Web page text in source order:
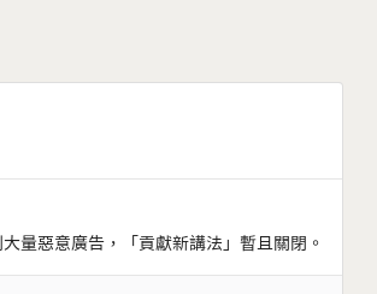
量惡意廣告，「貢獻新講法」暫且關閉。